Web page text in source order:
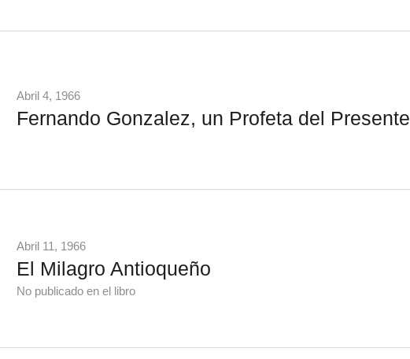
Abril 4, 1966
Fernando Gonzalez, un Profeta del Presente
Abril 11, 1966
El Milagro Antioqueño
No publicado en el libro